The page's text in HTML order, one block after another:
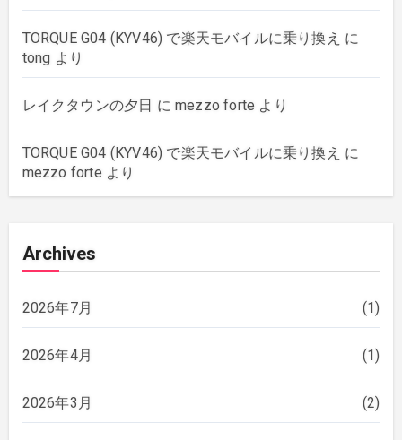
TORQUE G04 (KYV46) で楽天モバイルに乗り換え に
tong より
レイクタウンの夕日 にmezzo forte より
TORQUE G04 (KYV46) で楽天モバイルに乗り換え に
mezzo forteより
Archives
2026年7月 (1)
2026年4月 (1)
2026年3月 (2)